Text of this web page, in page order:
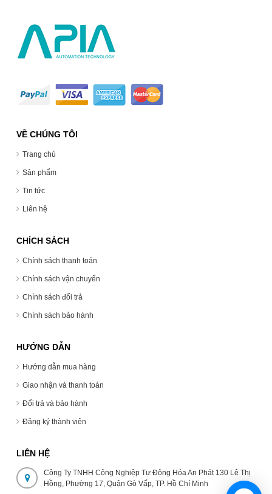
VỀ CHÚNG TÔI
Trang chủ
Sản phẩm
Tin tức
Liên hệ
CHÍCH SÁCH
Chính sách thanh toán
Chính sách vận chuyển
Chính sách đổi trả
Chính sách bảo hành
HƯỚNG DẪN
Hướng dẫn mua hàng
Giao nhận và thanh toán
Đổi trả và bảo hành
Đăng ký thành viên
LIÊN HỆ
Công Ty TNHH Công Nghiệp Tự Động Hóa An Phát 130 Lê Thị
Hồng, Phường 17, Quận Gò Vấp, TP. Hồ Chí Minh